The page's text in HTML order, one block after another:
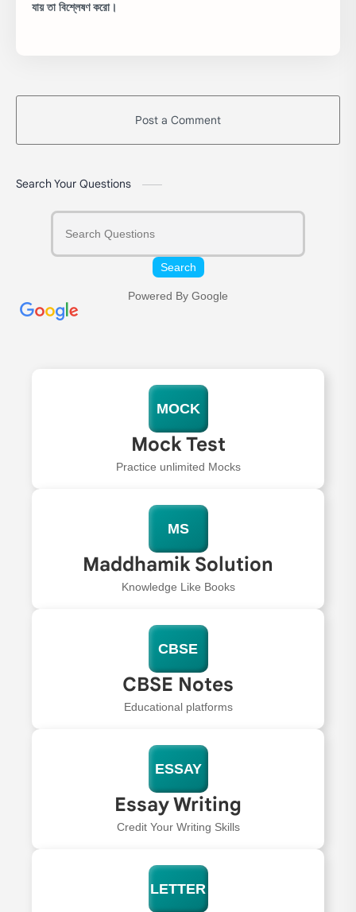
যায় তা বিশ্লেষণ করো।
Post a Comment
Search Your Questions
Search
Powered By Google
MOCK
Mock Test
Practice unlimited Mocks
MS
Maddhamik Solution
Knowledge Like Books
CBSE
CBSE Notes
Educational platforms
ESSAY
Essay Writing
Credit Your Writing Skills
LETTER